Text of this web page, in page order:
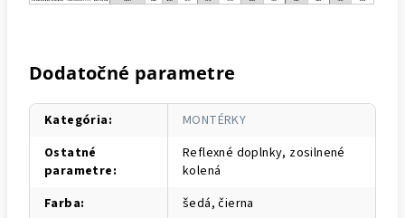
Dodatočné parametre
Kategória:
MONTÉRKY
Ostatné
parametre:
Reflexné doplnky, zosilnené
kolená
Farba: šedá, čierna